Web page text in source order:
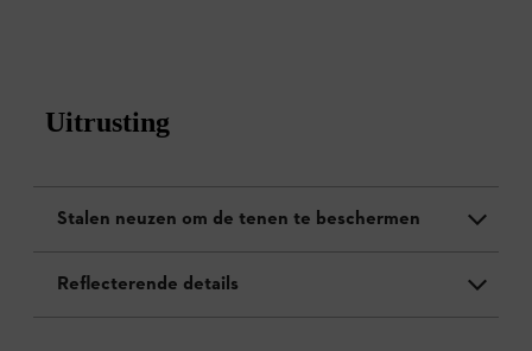
Uitrusting
Stalen neuzen om de tenen te beschermen
Reflecterende details